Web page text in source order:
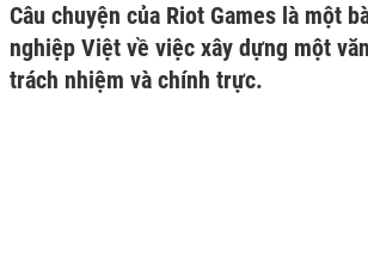
Câu chuyện của Riot Games là một
nghiệp Việt về việc xây dựng một
trách nhiệm và chính trực.